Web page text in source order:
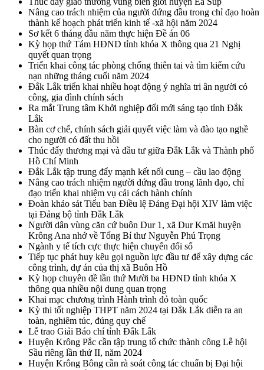
Nâng cao trách nhiệm của người đứng đầu trong chỉ đạo hoàn
thành kế hoạch phát triển kinh tế -xã hội năm 2024
Sơ kết 6 tháng đầu năm thực hiện Đề án 06
Kỳ họp thứ Tám HĐND tỉnh khóa X thông qua 21 Nghị
quyết quan trọng
Triển khai công tác phòng chống thiên tai và tìm kiếm cứu
nạn những tháng cuối năm 2024
Đắk Lắk triển khai nhiều hoạt động ý nghĩa tri ân người có
công, gia đình chính sách
Ra mắt Trung tâm Khởi nghiệp đổi mới sáng tạo tỉnh Đắk
Lắk
Bàn cơ chế, chính sách giải quyết việc làm và đào tạo nghề
cho người có đất thu hồi
Thúc đẩy thương mại và đầu tư giữa Đắk Lắk và Thành phố
Hồ Chí Minh
Đắk Lắk tập trung đẩy mạnh kết nối cung – cầu lao động
Nâng cao trách nhiệm người đứng đầu trong lãnh đạo, chỉ
đạo triển khai nhiệm vụ cải cách hành chính
Đoàn khảo sát Tiểu ban Điều lệ Đảng Đại hội XIV làm việc
tại Đảng bộ tỉnh Đắk Lắk
Người dân vùng căn cứ buôn Dur 1, xã Dur Kmăl huyện
Krông Ana nhớ về Tổng Bí thư Nguyễn Phú Trọng
Ngành y tế tích cực thực hiện chuyển đổi số
Tiếp tục phát huy kêu gọi nguồn lực đầu tư để xây dựng các
công trình, dự án của thị xã Buôn Hồ
Kỳ họp chuyên đề lần thứ Mười ba HĐND tỉnh khóa X
thông qua nhiều nội dung quan trọng
Khai mạc chương trình Hành trình đỏ toàn quốc
Kỳ thi tốt nghiệp THPT năm 2024 tại Đắk Lắk diễn ra an
toàn, nghiêm túc, đúng quy chế
Lễ trao Giải Báo chí tỉnh Đắk Lắk
Huyện Krông Pắc cần tập trung tổ chức thành công Lễ hội
Sầu riêng lần thứ II, năm 2024
Huyện Krông Bông cần rà soát công tác chuẩn bị Đại hội